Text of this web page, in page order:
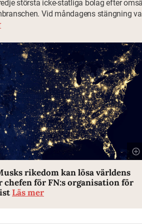
största icke-statliga bolag efter
Vid måndagens stängning
rikedom kan lösa världens
chefen för FN:s organisation för
Läs mer